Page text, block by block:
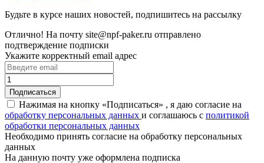
Будьте в курсе наших новостей, подпишитесь на рассылку
Отлично! На почту site@npf-paker.ru отправлено
подтверждение подписки
Укажите корректный email адрес
Нажимая на кнопку «Подписаться» , я даю согласие на
обработку персональных данных и соглашаюсь c политикой
обработки персональных данных
Необходимо принять согласие на обработку персональных
данных
На данную почту уже оформлена подписка